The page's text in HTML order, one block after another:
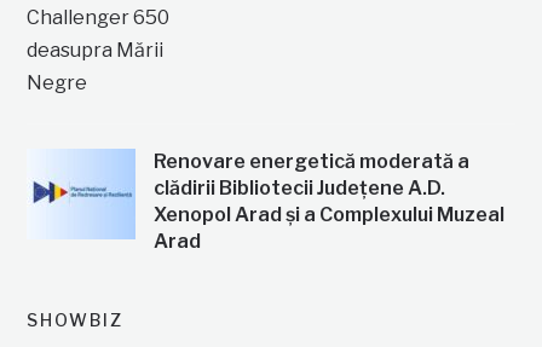
Renovare energetică moderată a
clădirii Bibliotecii Județene A.D.
Xenopol Arad și a Complexului Muzeal
Arad
SHOWBIZ